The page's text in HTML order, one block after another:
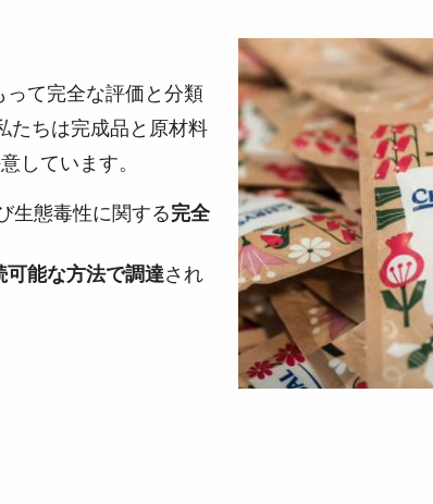
て完全な評価と分類
たちは完成品と原材料
しています。
生態毒性に関する完全
可能な方法で調達され